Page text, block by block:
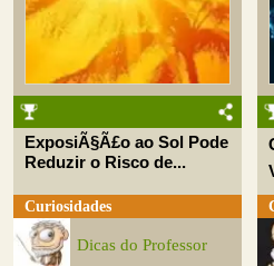
Contato
ExposiÃ§Ã£o ao Sol Pode
Reduzir o Risco de...
Curiosidades
Dicas do Professor